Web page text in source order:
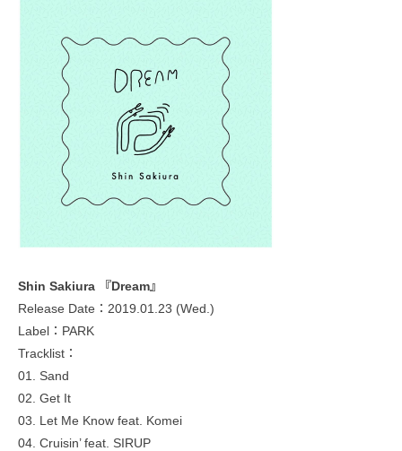
Shin Sakiura 『Dream』
Release Date：2019.01.23 (Wed.)
Label：PARK
Tracklist：
01. Sand
02. Get It
03. Let Me Know feat. Komei
04. Cruisin’ feat. SIRUP